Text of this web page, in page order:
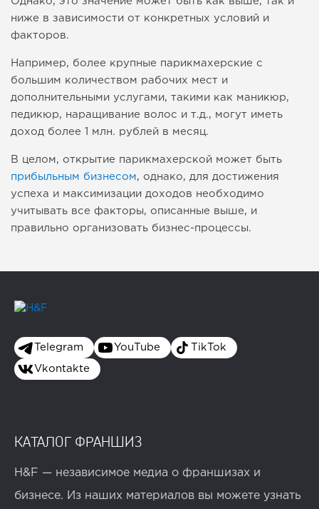
ниже в зависимости от конкретных условий и
факторов.
Например, более крупные парикмахерские с
большим количеством рабочих мест и
дополнительными услугами, такими как маникюр,
педикюр, наращивание волос и т.д., могут иметь
доход более 1 млн. рублей в месяц.
В целом, открытие парикмахерской может быть
прибыльным бизнесом, однако, для достижения
успеха и максимизации доходов необходимо
учитывать все факторы, описанные выше, и
правильно организовать бизнес-процессы.
Telegram YouTube TikTok
Vkontakte
КАТАЛОГ ФРАНШИЗ
H&F — независимое медиа о франшизах и
бизнесе. Из наших материалов вы можете узнать